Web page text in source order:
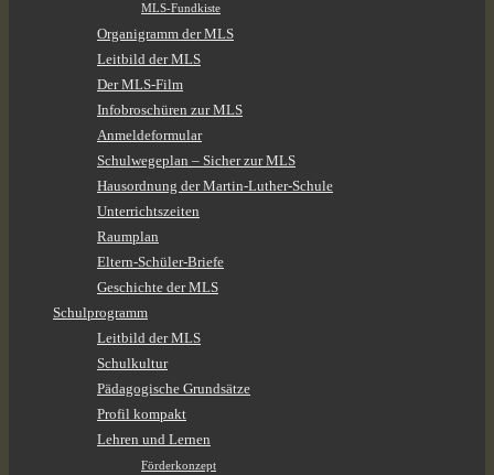
MLS-Fundkiste
Organigramm der MLS
Leitbild der MLS
Der MLS-Film
Infobroschüren zur MLS
Anmeldeformular
Schulwegeplan – Sicher zur MLS
Hausordnung der Martin-Luther-Schule
Unterrichtszeiten
Raumplan
Eltern-Schüler-Briefe
Geschichte der MLS
Schulprogramm
Leitbild der MLS
Schulkultur
Pädagogische Grundsätze
Profil kompakt
Lehren und Lernen
Förderkonzept